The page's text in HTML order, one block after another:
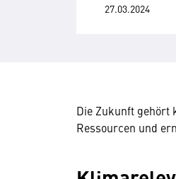
27.03.2024
Die Zukunft gehört
Ressourcen und